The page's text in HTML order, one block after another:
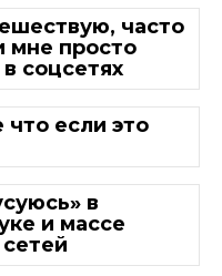
часто
мне просто
соцсетях
что если это
в
и массе